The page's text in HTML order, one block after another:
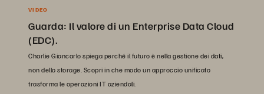
VIDEO
Guarda: Il valore di un Enterprise Data Cloud
(EDC).
Charlie Giancarlo spiega perché il futuro è nella gestione dei dati,
non dello storage. Scopri in che modo un approccio unificato
trasforma le operazioni IT aziendali.